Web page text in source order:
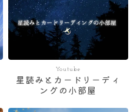
Youtube
星読みとカードリーディ
ングの小部屋